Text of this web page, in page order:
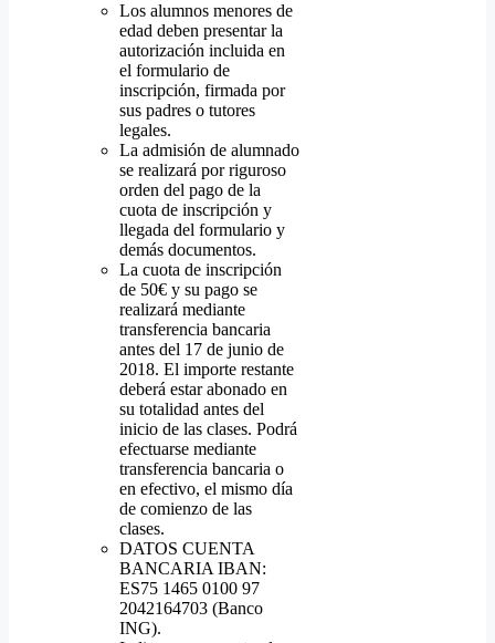
Los alumnos menores de
edad deben presentar la
autorización incluida en
el formulario de
inscripción, firmada por
sus padres o tutores
legales.
La admisión de alumnado
se realizará por riguroso
orden del pago de la
cuota de inscripción y
llegada del formulario y
demás documentos.
La cuota de inscripción
de 50€ y su pago se
realizará mediante
transferencia bancaria
antes del 17 de junio de
2018. El importe restante
deberá estar abonado en
su totalidad antes del
inicio de las clases. Podrá
efectuarse mediante
transferencia bancaria o
en efectivo, el mismo día
de comienzo de las
clases.
DATOS CUENTA
BANCARIA IBAN:
ES75 1465 0100 97
2042164703 (Banco
ING).